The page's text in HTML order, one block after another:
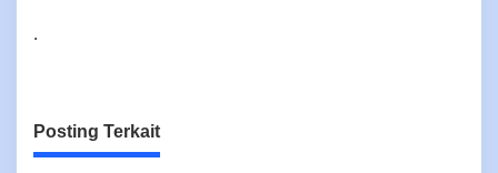
.
Posting Terkait